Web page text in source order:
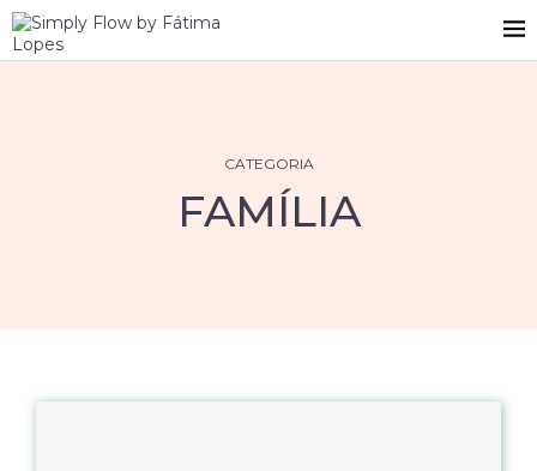
CATEGORIA
FAMÍLIA